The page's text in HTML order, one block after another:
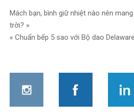
Điều
hướng
viết
Mách bạn, bình giữ nhiệt nào nên
trời? »
« Chuẩn bếp 5 sao với Bộ dao